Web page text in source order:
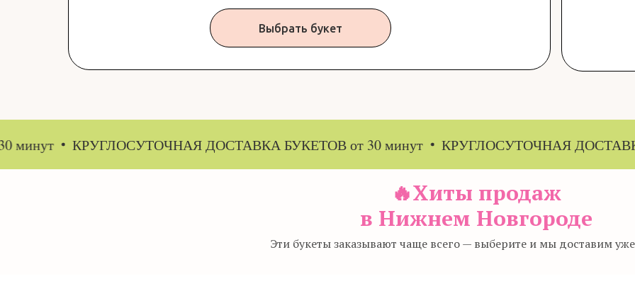
Выбрать букет
КРУГЛОСУТОЧНАЯ ДОСТАВКА БУКЕТОВ от 30 минут КРУГЛОСУТОЧНАЯ ДОСТАВКА
🔥Хиты продаж
в Нижнем Новгороде
Эти букеты заказывают чаще всего — выберите и мы доставим